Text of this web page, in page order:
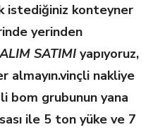
istediğiniz konteyner
yerinden
SATIMIyapıyoruz,
almayın.vinçli nakliye
bom grubunun yana
ile 5 ton yüke ve 7